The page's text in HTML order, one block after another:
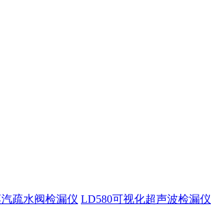
疏水阀检漏仪 LD580可视化超声波检漏仪